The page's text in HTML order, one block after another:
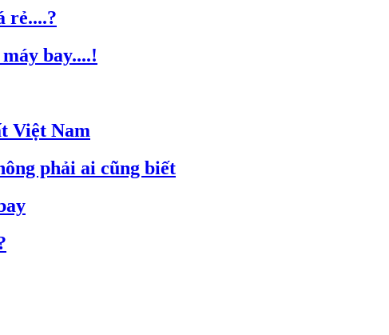
rẻ....?
bay....!
Việt Nam
phải ai cũng biết